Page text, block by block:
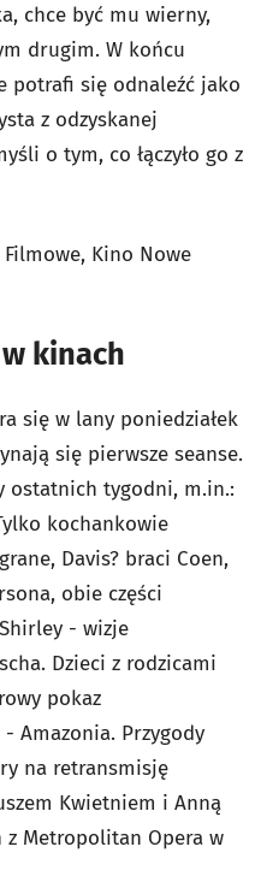
chce być mu wierny,
drugim. W końcu
potrafi się odnaleźć jako
z odzyskanej
o tym, co łączyło go z
Kino Nowe
kinach
się w lany poniedziałek
się pierwsze seanse.
ostatnich tygodni, m.in.:
kochankowie
Davis? braci Coen,
obie części
Shirley - wizje
Dzieci z rodzicami
pokaz
- Amazonia. Przygody
na retransmisję
Kwietniem i Anną
z Metropolitan Opera w